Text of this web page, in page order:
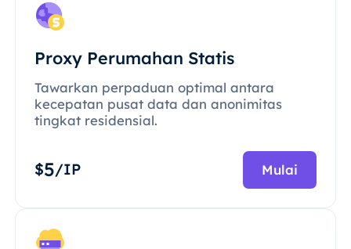
Proxy Perumahan Statis
Tawarkan perpaduan optimal antara
kecepatan pusat data dan anonimitas
tingkat residensial.
$5/IP Mulai